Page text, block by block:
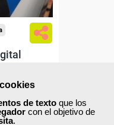
de texto que los
con el objetivo de
.